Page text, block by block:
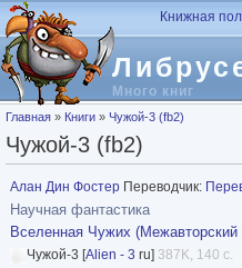
Перейти к основному содержанию
Много книг
Книжная
Вы здесь
Главная » Книги » Чужой-3 (fb2)
Чужой-3 (fb2)
Алан Дин Фостер Переводчик:
Научная фантастика
Вселенная Чужих (Межавторский
Чужой-3 [Alien - 3 ru] 387K, 140 с.